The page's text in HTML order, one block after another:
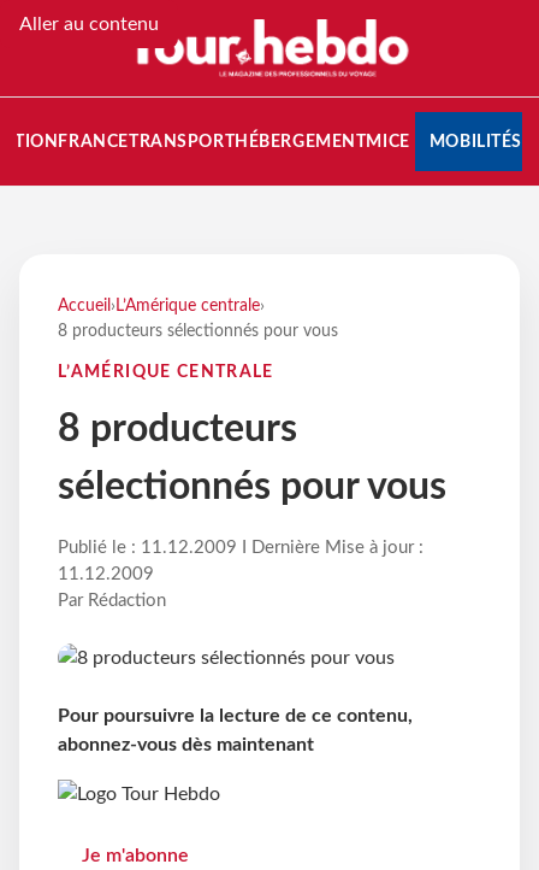
Aller au contenu
FRANCETRANSPORT HÉBERGEMENTMICE MOBILITÉS
Accueil › L’Amérique centrale›
8 producteurs sélectionnés pour vous
L’AMÉRIQUE CENTRALE
8 producteurs
sélectionnés pour vous
Publié le : 11.12.2009 I Dernière Mise à jour :
11.12.2009
Par Rédaction
Pour poursuivre la lecture de ce contenu,
abonnez-vous dès maintenant
Je m'abonne